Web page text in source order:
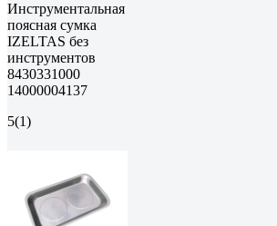
Инструментальная
поясная сумка
IZELTAS без
инструментов
8430331000
14000004137
5(1)